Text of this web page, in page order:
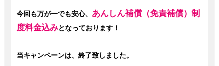
今回も万が一でも安心、 あんしん補償（免責補償）制
度料金込みとなっております！
当キャンペーンは、終了致しました。